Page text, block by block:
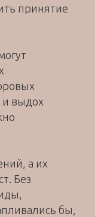
принятие
выдох
а их
Без
бы,